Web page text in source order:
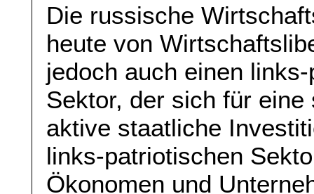
Die russische
heute von
jedoch auch einen
Sektor, der sich für
aktive staatliche
links-patriotischen
Ökonomen und